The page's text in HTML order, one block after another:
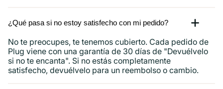
¿Qué pasa si no estoy satisfecho con mi pedido?
No te preocupes, te tenemos cubierto. Cada pedido de
Plug viene con una garantía de 30 días de "Devuélvelo
si no te encanta". Si no estás completamente
satisfecho, devuélvelo para un reembolso o cambio.